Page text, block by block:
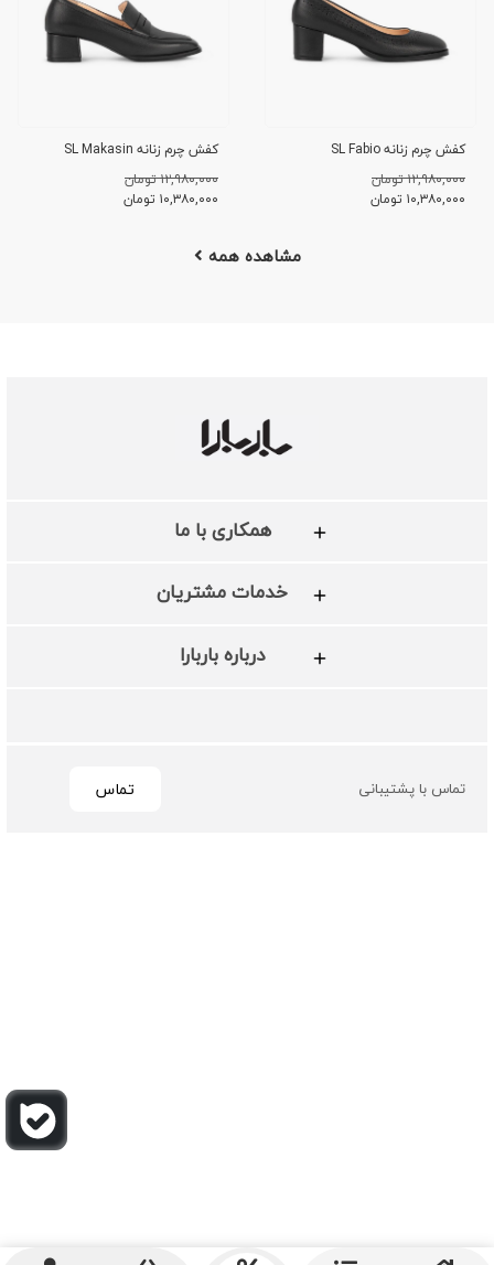
کفش چرم زنانه SL Fabio
۱۲,۹۸۰,۰۰۰ تومان
۱۰,۳۸۰,۰۰۰ تومان
کفش چرم زنانه SL Makasin
۱۲,۹۸۰,۰۰۰ تومان
۱۰,۳۸۰,۰۰۰ تومان
مشاهده همه
همکاری با ما
خدمات مشتریان
درباره باربارا
تماس با پشتیبانی تماس